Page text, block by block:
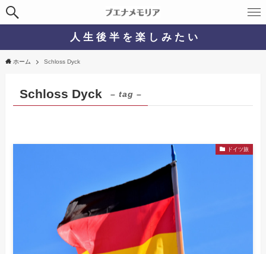
人 生 後 半 を 楽 し み た い
ホーム Schloss Dyck
Schloss Dyck – tag –
ドイツ旅